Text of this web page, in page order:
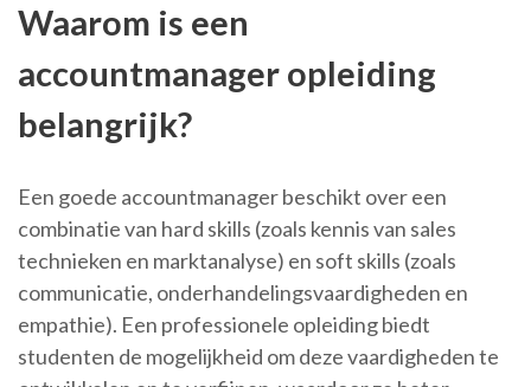
Waarom is een
accountmanager opleiding
belangrijk?
Een goede accountmanager beschikt over een
combinatie van hard skills (zoals kennis van sales
technieken en marktanalyse) en soft skills (zoals
communicatie, onderhandelingsvaardigheden en
empathie). Een professionele opleiding biedt
studenten de mogelijkheid om deze vaardigheden te